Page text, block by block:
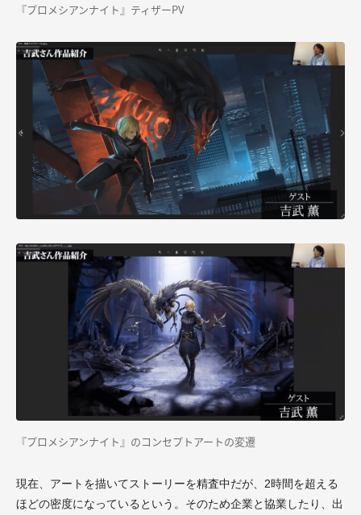
『プロメシアンナイト』ティザーPV
『プロメシアンナイト』のコンセプトアートの変遷
現在、アートを描いてストーリーを精査中だが、2時間を超える
ほどの密度になっているという。そのため企業と協業したり、出